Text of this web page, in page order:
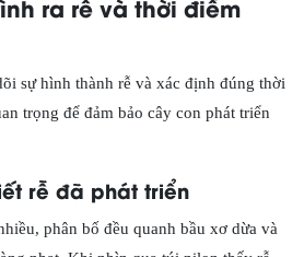
ra rễ và thời điểm
sự hình thành rễ và xác định đúng thời
trọng để đảm bảo cây con phát triển
rễ đã phát triển
phân bố đều quanh bầu xơ dừa và